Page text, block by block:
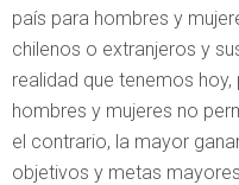
país para hombres y
chilenos o extranjeros y
realidad que tenemos
hombres y mujeres no
el contrario, la mayor
objetivos y metas